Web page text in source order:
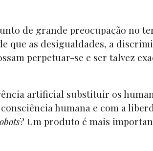
de grande preocupação no
que as desigualdades, a
perpetuar-se e ser talvez
artificial substituir os
humana e com a
? Um produto é mais